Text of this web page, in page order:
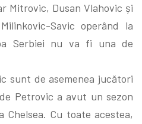
Mitrovic, Dusan Vlahovic și
Savic operând la
Serbiei nu va fi una de
sunt de asemenea jucători
Petrovic a avut un sezon
Cu toate acestea,